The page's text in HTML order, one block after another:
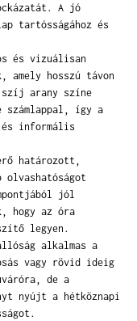
A jó
tartósságához és
és vizuálisan
amely hosszú távon
arany színe
számlappal, így a
informális
határozott,
jól
hogy az óra
legyen.
alkalmas a
vagy rövid ideig
de a
nyújt a hétköznapi